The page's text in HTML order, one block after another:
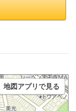
地図アプリで見る